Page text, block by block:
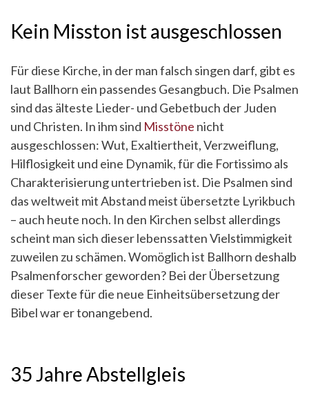
Kein Misston ist ausgeschlossen
Für diese Kirche, in der man falsch singen darf, gibt es
laut Ballhorn ein passendes Gesangbuch. Die Psalmen
sind das älteste Lieder- und Gebetbuch der Juden
und Christen. In ihm sind Misstöne nicht
ausgeschlossen: Wut, Exaltiertheit, Verzweiflung,
Hilflosigkeit und eine Dynamik, für die Fortissimo als
Charakterisierung untertrieben ist. Die Psalmen sind
das weltweit mit Abstand meist übersetzte Lyrikbuch
– auch heute noch. In den Kirchen selbst allerdings
scheint man sich dieser lebenssatten Vielstimmigkeit
zuweilen zu schämen. Womöglich ist Ballhorn deshalb
Psalmenforscher geworden? Bei der Übersetzung
dieser Texte für die neue Einheitsübersetzung der
Bibel war er tonangebend.
35 Jahre Abstellgleis